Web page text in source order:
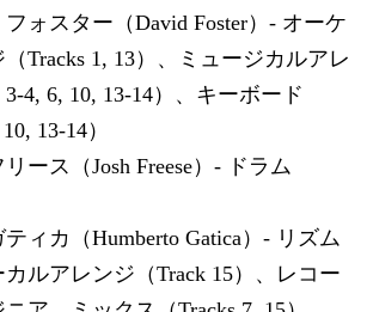
ォスター（David Foster）- オーケ
Tracks 1, 13）、ミュージカルアレ
3-4, 6, 10, 13-14）、キーボード
13-14）
ース（Josh Freese）- ドラム
ィカ（Humberto Gatica）- リズム
ルアレンジ（Track 15）、レコー